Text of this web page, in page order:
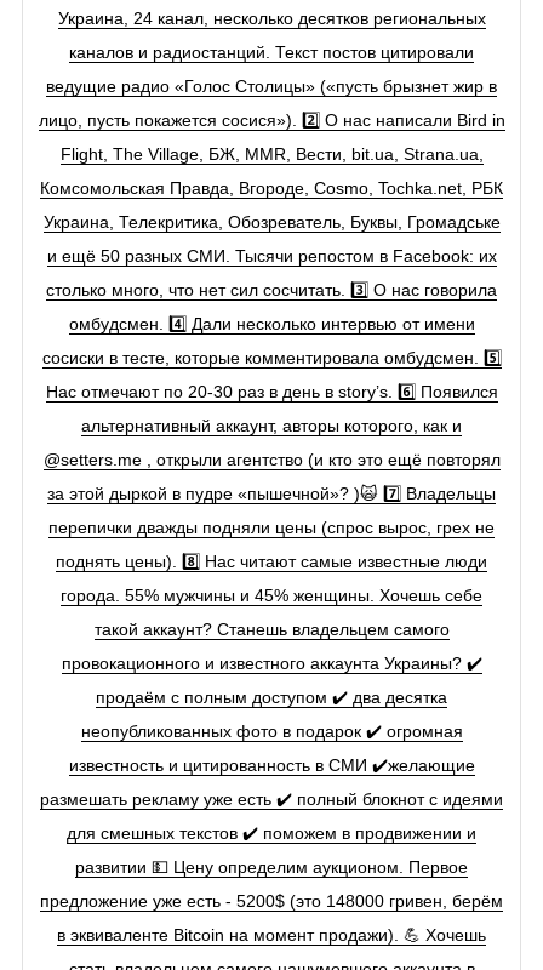
Украина, 24 канал, несколько десятков региональных
каналов и радиостанций. Текст постов цитировали
ведущие радио «Голос Столицы» («пусть брызнет жир в
лицо, пусть покажется сосися»). 2️⃣ О нас написали Bird in
Flight, The Village, БЖ, MMR, Вести, bit.ua, Strana.ua,
Комсомольская Правда, Вгороде, Cosmo, Tochka.net, РБК
Украина, Телекритика, Обозреватель, Буквы, Громадське
и ещё 50 разных СМИ. Тысячи репостом в Facebook: их
столько много, что нет сил сосчитать. 3️⃣ О нас говорила
омбудсмен. 4️⃣ Дали несколько интервью от имени
сосиски в тесте, которые комментировала омбудсмен. 5️⃣
Нас отмечают по 20-30 раз в день в story’s. 6️⃣ Появился
альтернативный аккаунт, авторы которого, как и
@setters.me , открыли агентство (и кто это ещё повторял
за этой дыркой в пудре «пышечной»? )🙀 7️⃣ Владельцы
перепички дважды подняли цены (спрос вырос, грех не
поднять цены). 8️⃣ Нас читают самые известные люди
города. 55% мужчины и 45% женщины. Хочешь себе
такой аккаунт? Станешь владельцем самого
провокационного и известного аккаунта Украины? ✔️
продаём с полным доступом ✔️ два десятка
неопубликованных фото в подарок ✔️ огромная
известность и цитированность в СМИ ✔️желающие
размешать рекламу уже есть ✔️ полный блокнот с идеями
для смешных текстов ✔️ поможем в продвижении и
развитии 💵 Цену определим аукционом. Первое
предложение уже есть - 5200$ (это 148000 гривен, берём
в эквиваленте Bitcoin на момент продажи). 💪 Хочешь